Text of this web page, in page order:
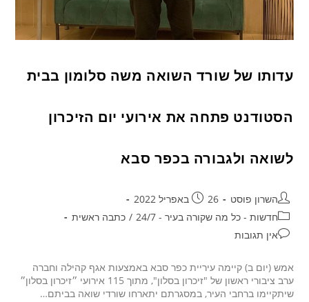
עדותו של שורד השואה משה סלומון בבית
הסטודנט פתחה את אירועי יום הזיכרון
לשואה ולגבורה בכפר סבא
השרון פוסט
26 באפריל 2022
חדשות - כל מה שקורה בעיר - 24/7
/ כתבה ראשית
אין תגובות
אמש (יום ב) קיימה עיריית כפר סבא באמצעות אגף קהילה וחברה
ערב ציבורי ראשון של "זיכרון בסלון", מתוך 115 אירועי ״זיכרון בסלון״
שיתקיימו ברחבי העיר, במסגרתם יתארחו שורדי שואה בביתם…